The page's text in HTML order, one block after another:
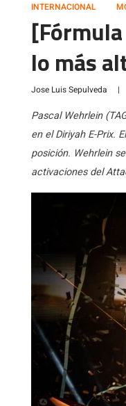
INTERNACIONAL
lo más
Jose Luis Sepulveda |
Pascal Wehrlein
en el Diriyah E-Prix.
posición. Wehrlein
activaciones del